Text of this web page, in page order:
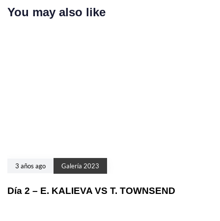
You may also like
3 años ago Galería 2023
Día 2 – E. KALIEVA VS T. TOWNSEND